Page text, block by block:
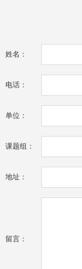
姓名：
电话：
单位：
课题组：
地址：
留言：